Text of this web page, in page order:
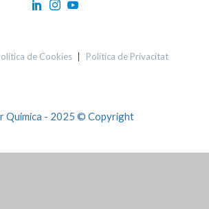
de Cookies Política de Privacitat
Quimica - 2025 © Copyright